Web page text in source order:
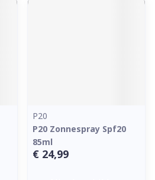
P20
P20 Zonnespray Spf20
85ml
€ 24,99